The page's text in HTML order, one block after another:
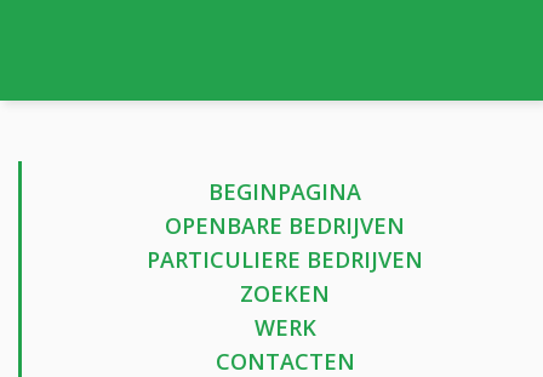
BEGINPAGINA
OPENBARE BEDRIJVEN
PARTICULIERE BEDRIJVEN
ZOEKEN
WERK
CONTACTEN